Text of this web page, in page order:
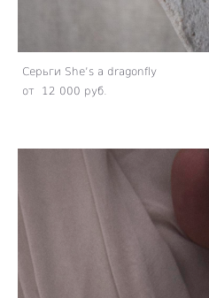
Серьги She’s a dragonfly
от 12 000 pуб.